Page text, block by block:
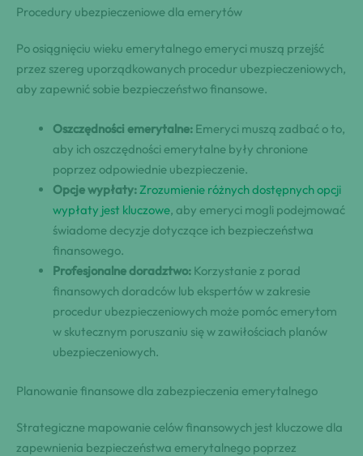
Procedury ubezpieczeniowe dla emerytów
Po osiągnięciu wieku emerytalnego emeryci muszą przejść
przez szereg uporządkowanych procedur ubezpieczeniowych,
aby zapewnić sobie bezpieczeństwo finansowe.
Oszczędności emerytalne: Emeryci muszą zadbać o to,
aby ich oszczędności emerytalne były chronione
poprzez odpowiednie ubezpieczenie.
Opcje wypłaty:Zrozumienie różnych dostępnych opcji
wypłaty jest kluczowe, aby emeryci mogli podejmować
świadome decyzje dotyczące ich bezpieczeństwa
finansowego.
Profesjonalne doradztwo: Korzystanie z porad
finansowych doradców lub ekspertów w zakresie
procedur ubezpieczeniowych może pomóc emerytom
w skutecznym poruszaniu się w zawiłościach planów
ubezpieczeniowych.
Planowanie finansowe dla zabezpieczenia emerytalnego
Strategiczne mapowanie celów finansowych jest kluczowe dla
zapewnienia bezpieczeństwa emerytalnego poprzez